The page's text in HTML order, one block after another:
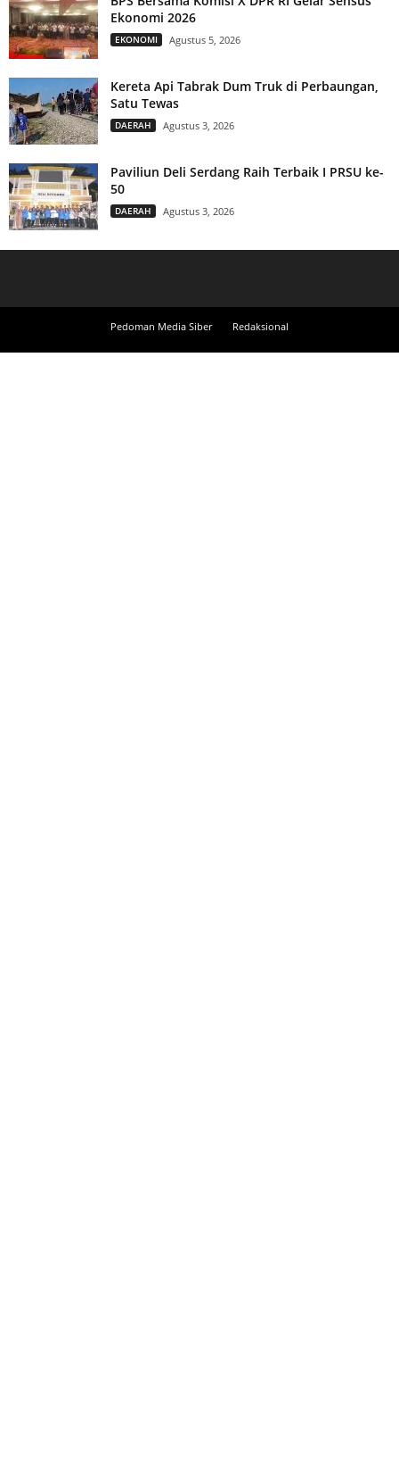
Ekonomi 2026
EKONOMI Agustus 5, 2026
Kereta Api Tabrak Dum Truk di Perbaungan,
Satu Tewas
DAERAH Agustus 3, 2026
Paviliun Deli Serdang Raih Terbaik I PRSU ke-
50
DAERAH Agustus 3, 2026
Pedoman Media Siber Redaksional